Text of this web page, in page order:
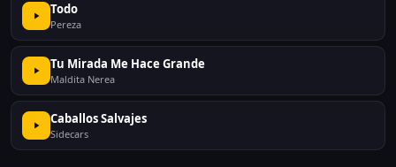
Todo
Pereza
Tu Mirada Me Hace Grande
Maldita Nerea
Caballos Salvajes
Sidecars